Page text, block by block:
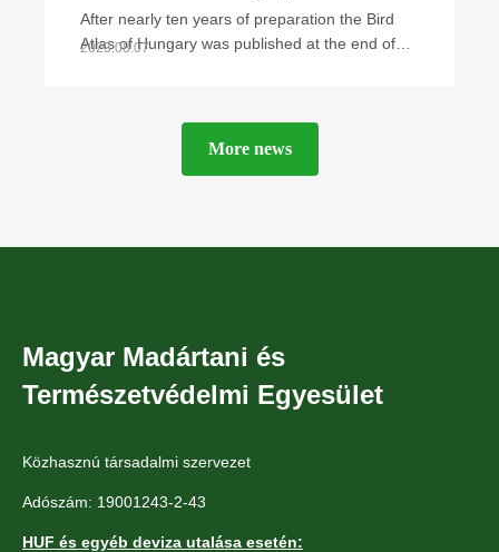
After nearly ten years of preparation the Bird
Atlas of Hungary was published at the end of
2023.08.07
More news
Magyar Madártani és
Természetvédelmi Egyesület
Közhasznú társadalmi szervezet
Adószám: 19001243-2-43
HUF és egyéb deviza utalása esetén: